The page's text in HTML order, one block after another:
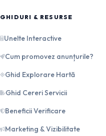
GHIDURI & RESURSE
Unelte Interactive
Cum promovez anunțurile?
Ghid Explorare Hartă
Ghid Cereri Servicii
Beneficii Verificare
Marketing & Vizibilitate